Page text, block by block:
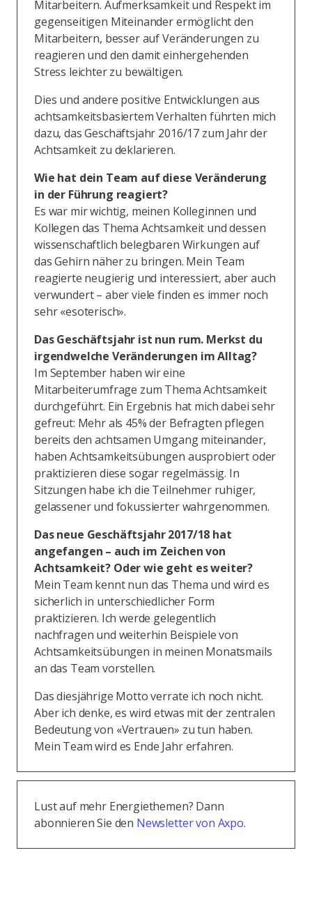
Mitarbeitern. Aufmerksamkeit und Respekt im
gegenseitigen Miteinander ermöglicht den
Mitarbeitern, besser auf Veränderungen zu
reagieren und den damit einhergehenden
Stress leichter zu bewältigen.
Dies und andere positive Entwicklungen aus
achtsamkeitsbasiertem Verhalten führten mich
dazu, das Geschäftsjahr 2016/17 zum Jahr der
Achtsamkeit zu deklarieren.
Wie hat dein Team auf diese Veränderung
in der Führung reagiert?
Es war mir wichtig, meinen Kolleginnen und
Kollegen das Thema Achtsamkeit und dessen
wissenschaftlich belegbaren Wirkungen auf
das Gehirn näher zu bringen. Mein Team
reagierte neugierig und interessiert, aber auch
verwundert – aber viele finden es immer noch
sehr «esoterisch».
Das Geschäftsjahr ist nun rum. Merkst du
irgendwelche Veränderungen im Alltag?
Im September haben wir eine
Mitarbeiterumfrage zum Thema Achtsamkeit
durchgeführt. Ein Ergebnis hat mich dabei sehr
gefreut: Mehr als 45% der Befragten pflegen
bereits den achtsamen Umgang miteinander,
haben Achtsamkeitsübungen ausprobiert oder
praktizieren diese sogar regelmässig. In
Sitzungen habe ich die Teilnehmer ruhiger,
gelassener und fokussierter wahrgenommen.
Das neue Geschäftsjahr 2017/18 hat
angefangen – auch im Zeichen von
Achtsamkeit? Oder wie geht es weiter?
Mein Team kennt nun das Thema und wird es
sicherlich in unterschiedlicher Form
praktizieren. Ich werde gelegentlich
nachfragen und weiterhin Beispiele von
Achtsamkeitsübungen in meinen Monatsmails
an das Team vorstellen.
Das diesjährige Motto verrate ich noch nicht.
Aber ich denke, es wird etwas mit der zentralen
Bedeutung von «Vertrauen» zu tun haben.
Mein Team wird es Ende Jahr erfahren.
Lust auf mehr Energiethemen? Dann
abonnieren Sie den Newsletter von Axpo.